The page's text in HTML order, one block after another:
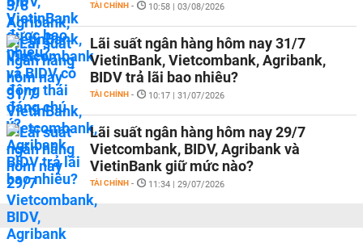
TÀI CHÍNH - 10:58 | 03/08/2026
Lãi suất ngân hàng hôm nay 31/7
VietinBank, Vietcombank, Agribank,
BIDV trả lãi bao nhiêu?
TÀI CHÍNH - 10:17 | 31/07/2026
Lãi suất ngân hàng hôm nay 29/7
Vietcombank, BIDV, Agribank và
VietinBank giữ mức nào?
TÀI CHÍNH - 11:34 | 29/07/2026